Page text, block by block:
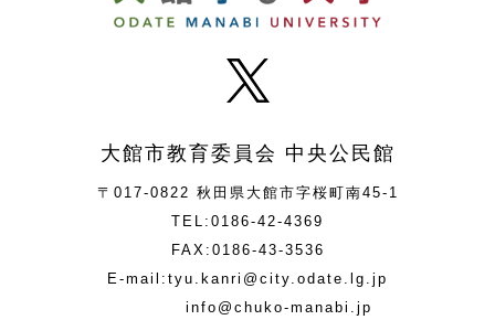
大館市教育委員会 中央公民館
〒017-0822 秋田県大館市字桜町南45-1
TEL:0186-42-4369
FAX:0186-43-3536
E-mail:tyu.kanri@city.odate.lg.jp
info@chuko-manabi.jp